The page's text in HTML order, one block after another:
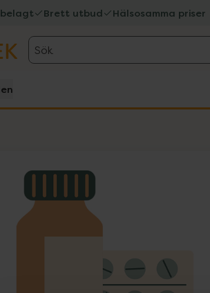
Brett utbud Hälsosamma priser
Sök
1 objekt.